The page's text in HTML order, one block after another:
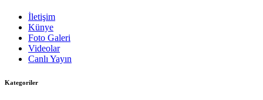
İletişim
Künye
Foto Galeri
Videolar
Canlı Yayın
Kategoriler